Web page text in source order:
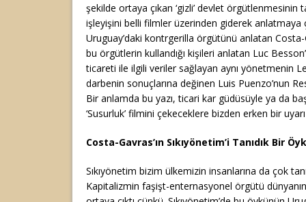
şekilde ortaya çıkan ‘gizli’ devlet örgütlenmesinin
işleyişini belli filmler üzerinden giderek anlatmaya
Uruguay’daki kontrgerilla örgütünü anlatan Costa-
bu örgütlerin kullandığı kişileri anlatan Luc
ticareti ile ilgili veriler sağlayan aynı yönetmenin
darbenin sonuçlarına değinen Luis Puenzo’nun
Bir anlamda bu yazı, ticari kar güdüsüyle ya da
‘Susurluk’ filmini çekeceklere bizden erken bir
Costa-Gavras’ın Sıkıyönetim’i Tanıdık Bir
Sıkıyönetim bizim ülkemizin insanlarına da çok
Kapitalizmin faşişt-enternasyonel örgütü